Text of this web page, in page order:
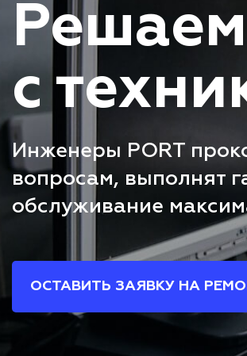
с
Инженеры PORT
вопросам, выполнят
обслуживание
ОСТАВИТЬ ЗАЯВКУ НА